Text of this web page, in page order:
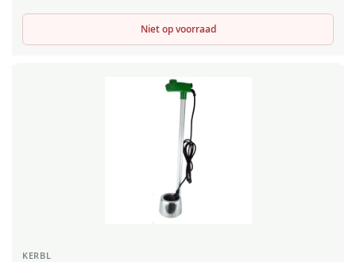
Niet op voorraad
KERBL